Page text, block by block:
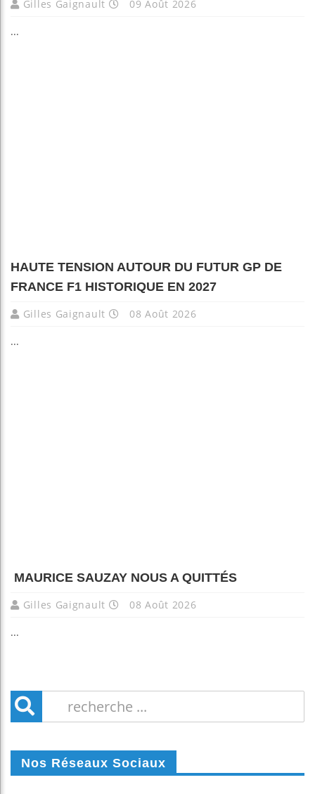
Gilles Gaignault 09 Août 2026
...
HAUTE TENSION AUTOUR DU FUTUR GP DE
FRANCE F1 HISTORIQUE EN 2027
Gilles Gaignault 08 Août 2026
...
MAURICE SAUZAY NOUS A QUITTÉS
Gilles Gaignault 08 Août 2026
...
Nos Réseaux Sociaux